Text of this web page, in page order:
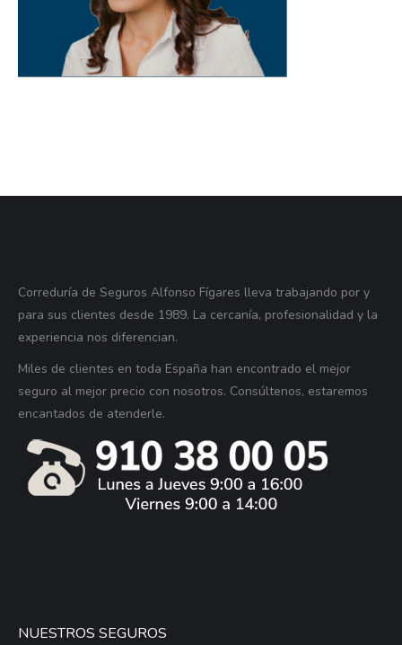
Correduría de Seguros Alfonso Fígares lleva trabajando por y
para sus clientes desde 1989. La cercanía, profesionalidad y la
experiencia nos diferencian.
Miles de clientes en toda España han encontrado el mejor
seguro al mejor precio con nosotros. Consúltenos, estaremos
encantados de atenderle.
NUESTROS SEGUROS